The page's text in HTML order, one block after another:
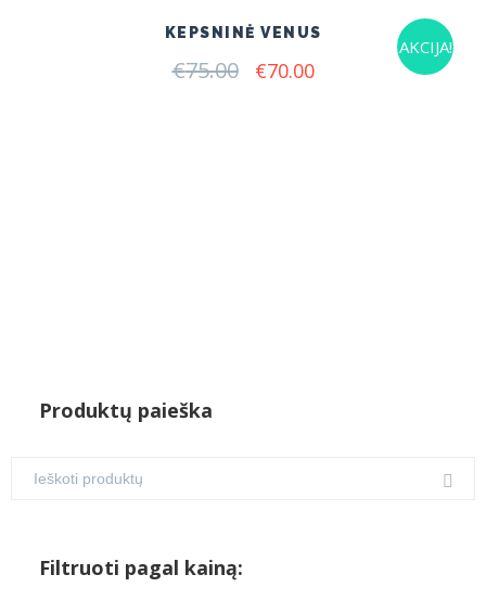
AKCIJA!
KEPSNINĖ VENUS
€75.00 Original
€70.00Current
Produktų paieška
Filtruoti pagal kainą: